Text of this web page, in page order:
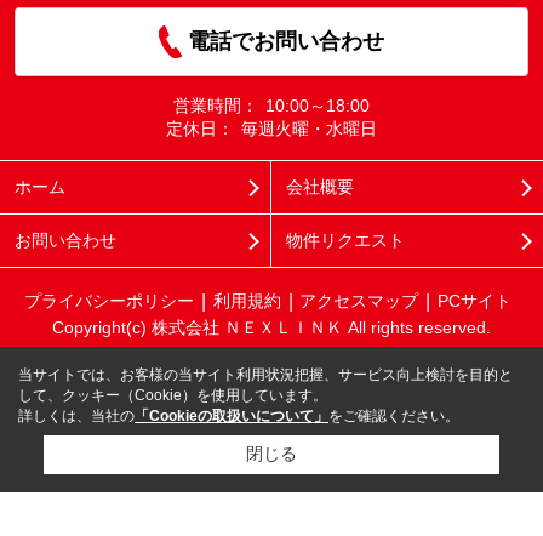
電話でお問い合わせ
営業時間：
10:00～18:00
定休日：
毎週火曜・水曜日
ホーム 会社概要
お問い合わせ 物件リクエスト
プライバシーポリシー 利用規約 アクセスマップ
PCサイト
Copyright(c) 株式会社 ＮＥＸＬＩＮＫ All rights reserved.
当サイトでは、お客様の当サイト利用状況把握、サービス向上検討を目的と
して、クッキー（Cookie）を使用しています。
詳しくは、当社の 「Cookieの取扱いについて」 をご確認ください。
閉じる